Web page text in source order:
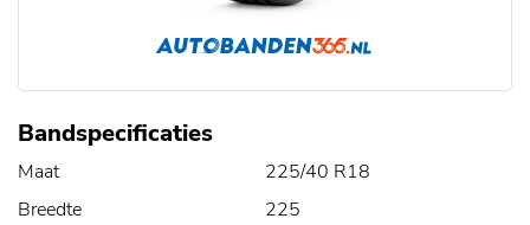
Bandspecificaties
Maat
225/40 R18
Breedte
225